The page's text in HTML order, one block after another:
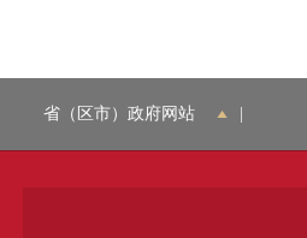
省（区市）政府网站